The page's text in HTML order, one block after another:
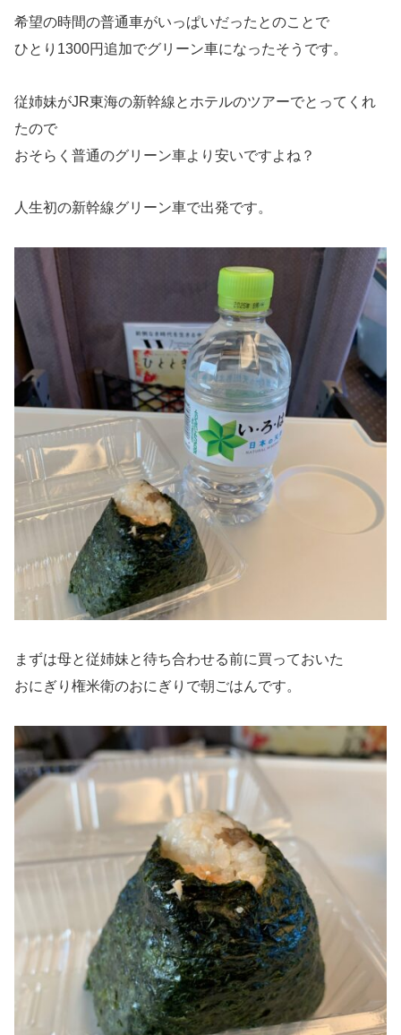
希望の時間の普通車がいっぱいだったとのことで
ひとり1300円追加でグリーン車になったそうです。
従姉妹がJR東海の新幹線とホテルのツアーでとってくれ
たので
おそらく普通のグリーン車より安いですよね？
人生初の新幹線グリーン車で出発です。
まずは母と従姉妹と待ち合わせる前に買っておいた
おにぎり権米衛のおにぎりで朝ごはんです。